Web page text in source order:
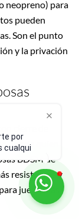
por
neopreno) para
pueden
Son el punto
y la privación
cierre de
donde quien
BDSM de
resistentes y
juego más